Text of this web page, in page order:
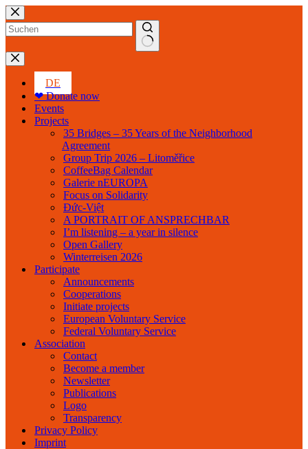
Skip
to
content
No
results
DE
❤ Donate now
Events
Projects
35 Bridges – 35 Years of the Neighborhood
Agreement
Group Trip 2026 – Litoměřice
CoffeeBag Calendar
Galerie nEUROPA
Focus on Solidarity
Đức-Việt
A PORTRAIT OF ANSPRECHBAR
I’m listening – a year in silence
Open Gallery
Winterreisen 2026
Participate
Announcements
Cooperations
Initiate projects
European Voluntary Service
Federal Voluntary Service
Association
Contact
Become a member
Newsletter
Publications
Logo
Transparency
Privacy Policy
Imprint